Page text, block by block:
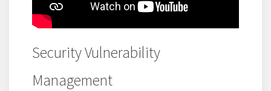
Security Vulnerability
Management